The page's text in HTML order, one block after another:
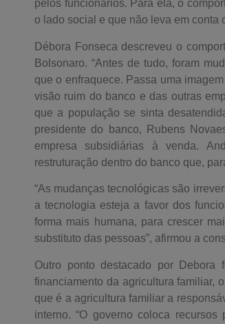
pelos funcionários. Para ela, o
o lado social e que não leva em
Débora Fonseca descreveu o
Bolsonaro. “Antes de tudo, foram
que o enfraquece. Passa uma
visão ruim do banco e das outras
que a população se sinta
presidente do banco, Rubens
empresa subsidiárias à venda.
restruturação dentro do banco que,
“As mudanças tecnológicas são
a tecnologia esteja a favor dos
forma mais humana, para crescer
substituto das pessoas”, afirmou a
Outro ponto destacado por
financiamento da agricultura familiar,
que é a agricultura familiar a
interno. “O governo coloca